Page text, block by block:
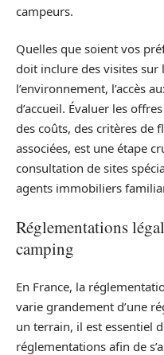
campeurs.
Quelles que soient vos
doit inclure des visites
l’environnement, l’accès
d’accueil. Évaluer les
des coûts, des critères de
associées, est une étape
consultation de sites
agents immobiliers
Réglementations
camping
En France, la
varie grandement d’une
un terrain, il est essentiel
réglementations afin de